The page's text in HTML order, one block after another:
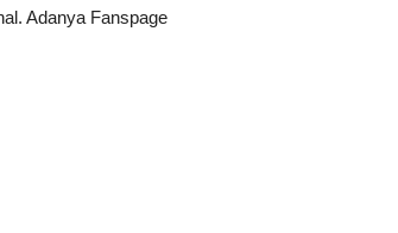
Adanya Fanspage